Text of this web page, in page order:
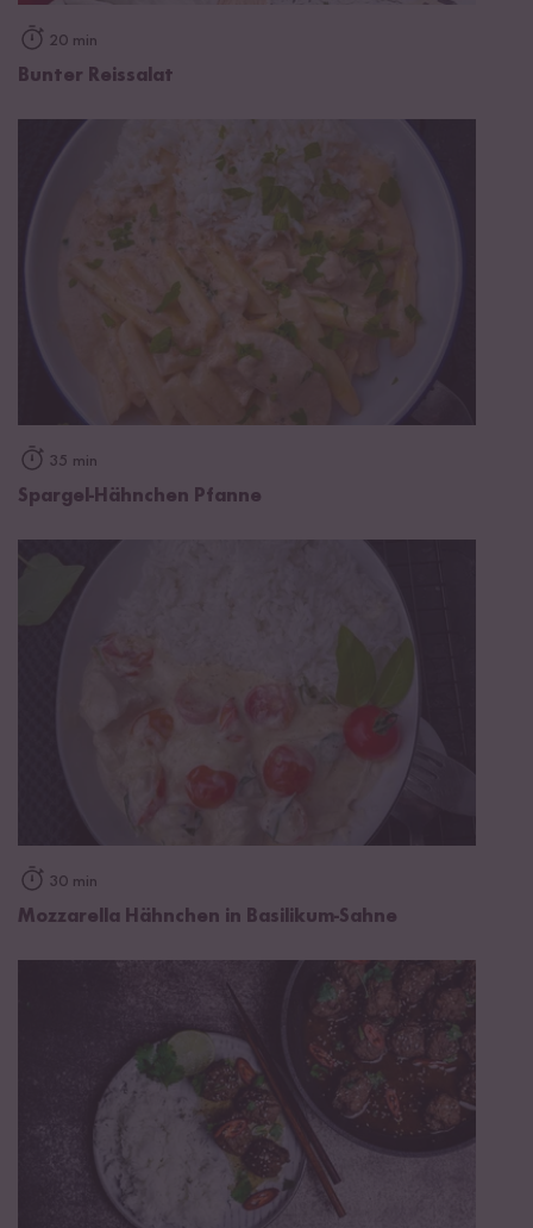
20 min
Bunter Reissalat
35 min
Spargel-Hähnchen Pfanne
30 min
Mozzarella Hähnchen in Basilikum-Sahne